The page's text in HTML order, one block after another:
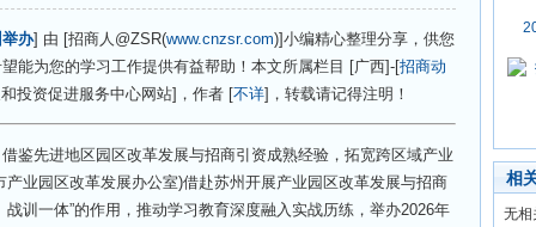
办] 由 [招商人@ZSR(www.cnzsr.com)]小编精心整理分享，供您
能为您的学习工作提供有益帮助！本文所属栏目 [广西]-[招商动
投资促进服务中心网站]，作者 [不详]，转载请记得注明！
先进地区园区改革发展与招商引资成熟经验，拓宽跨区域产业
业园区改革发展办公室)借赴苏州开展产业园区改革发展与招商
训一体”的作用，推动学习教育深度融入实战历练，举办2026年
相
无相